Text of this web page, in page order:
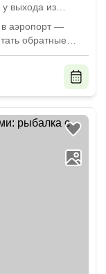
у выхода из
начала
отеля, где
за вами в
в аэропорт —
обратные
но выехать из